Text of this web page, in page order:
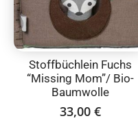
Stoffbüchlein Fuchs
“Missing Mom”/ Bio-
Baumwolle
33,00 €